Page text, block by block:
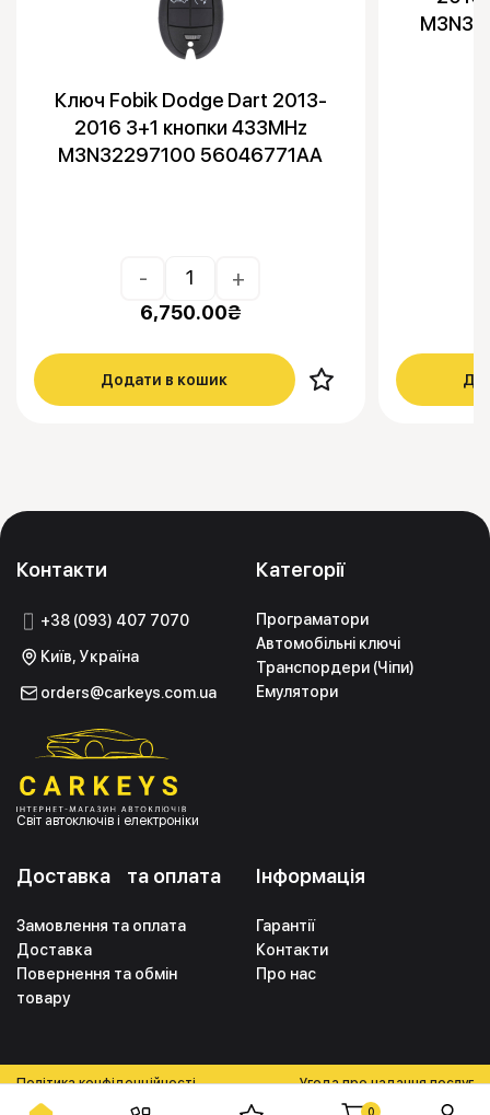
Ключ Fobik Dodge Dart 2013-
2016 3+1 кнопки 433MHz
M3N32297100 56046771AA
- +
6,750.00₴
Додати в кошик
Контакти
+38 (093) 407 7070
Київ, Україна
orders@carkeys.com.ua
Світ автоключів і електроніки
Категорії
Програматори
Автомобільні ключі
Транспордери (Чіпи)
Емулятори
Інформація
Гарантії
Контакти
Про нас
Доставка та оплата
Замовлення та оплата
Доставка
Повернення та обмін
товару
Політика конфіденційності Угода про надання послуг
0